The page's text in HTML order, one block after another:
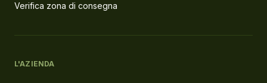
Verifica zona di consegna
L'AZIENDA